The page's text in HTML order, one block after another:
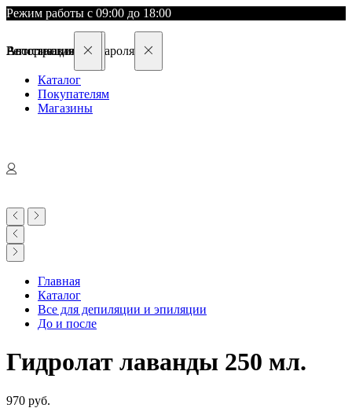
Режим работы с 09:00 до 18:00
Каталог
Покупателям
Магазины
Главная
Каталог
Все для депиляции и эпиляции
До и после
Гидролат лаванды 250 мл.
970 руб.
Восстановление пароля
Авторизация
Регистрация